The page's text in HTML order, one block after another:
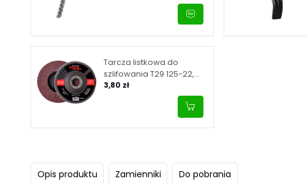
Tarcza listkowa do
szlifowania T29 125-22,
granulacja 60
3,80 zł
Opis produktu Zamienniki Do pobrania